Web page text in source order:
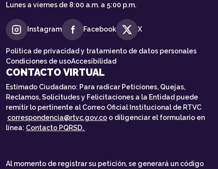
Lunes a viernes de 8:00 a.m. a 5:00 p.m.
Instagram Facebook X
Política de privacidad y tratamiento de datos personales
Condiciones de usoAccesibilidad
CONTACTO VIRTUAL
Estimado Ciudadano: Para radicar Peticiones, Quejas,
Reclamos, Solicitudes y Felicitaciones a la Entidad puede
remitir lo pertinente al Correo Oficial Institucional de RTVC
correspondencia@rtvc.gov.co o diligenciar el formulario en
línea: Contacto PQRSD.
Al momento de registrar su petición, se generará un código